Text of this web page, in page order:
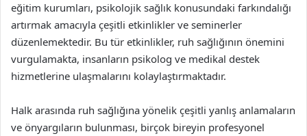
eğitim kurumları, psikolojik sağlık konusundaki farkındalığı
artırmak amacıyla çeşitli etkinlikler ve seminerler
düzenlemektedir. Bu tür etkinlikler, ruh sağlığının önemini
vurgulamakta, insanların psikolog ve medikal destek
hizmetlerine ulaşmalarını kolaylaştırmaktadır.
Halk arasında ruh sağlığına yönelik çeşitli yanlış anlamaların
ve önyargıların bulunması, birçok bireyin profesyonel